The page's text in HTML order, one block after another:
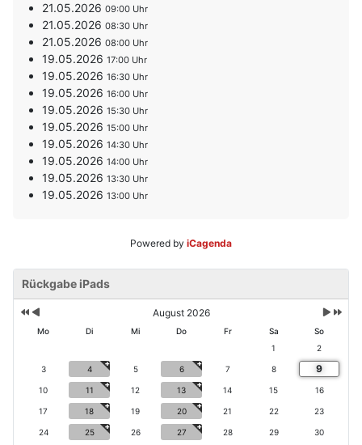
21.05.202609:00
21.05.202608:30
21.05.202608:00
19.05.202617:00
19.05.202616:30
19.05.202616:00
19.05.202615:30
19.05.202615:00
19.05.202614:30
19.05.202614:00
19.05.202613:30
19.05.202613:00
Powered by iCagenda
Rückgabe iPads
V
o
r
h
V
o
r
h
M
N
c
h
N
c
h
M
n
a
August 2026
Mo Di Mi Do Fr Sa
So
1
2
3 4 5 6 7 8 9
10 11 12 13 14 15 16
17 18 19 20 21 22 23
24 25 26 27 28 29 30